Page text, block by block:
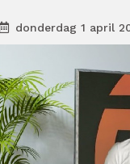
donderdag 1 april